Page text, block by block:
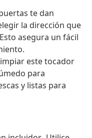
te dan
la dirección que
asegura un fácil
este tocador
para
y listas para